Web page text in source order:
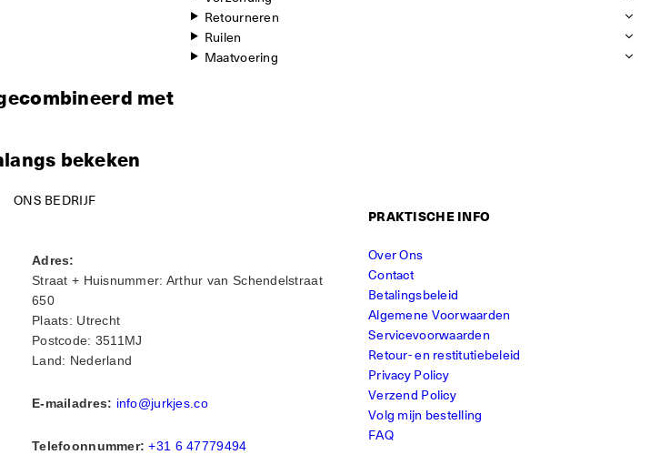
Retourneren
Ruilen
Maatvoering
met
bekeken
ONS BEDRIJF
Adres:
Straat + Huisnummer: Arthur van Schendelstraat
650
Plaats: Utrecht
Postcode: 3511MJ
Land: Nederland
E-mailadres: info@jurkjes.co
Telefoonnummer: +31 6 47779494
PRAKTISCHE INFO
Over Ons
Contact
Betalingsbeleid
Algemene Voorwaarden
Servicevoorwaarden
Retour- en restitutiebeleid
Privacy Policy
Verzend Policy
Volg mijn bestelling
FAQ